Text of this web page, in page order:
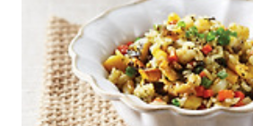
일포럼/LPDDR4 워크숍 2014'를 개최한다. 이